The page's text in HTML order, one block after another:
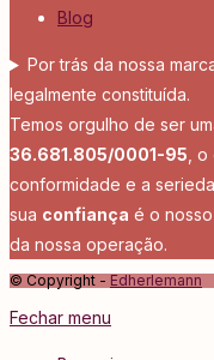
Blog
Por trás da nossa
legalmente constituída.
Temos orgulho de ser
36.681.805/0001-95 ,
conformidade e a
sua confiança é o
da nossa operação.
© Copyright - Edherlemann
Fechar menu